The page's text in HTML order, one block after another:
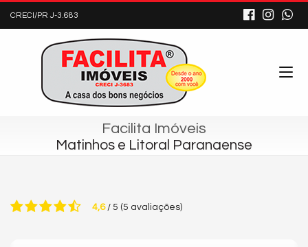
CRECI/PR J-3.683
Facilita Imóveis
Matinhos e Litoral Paranaense
4,6/ 5 (5 avaliações)